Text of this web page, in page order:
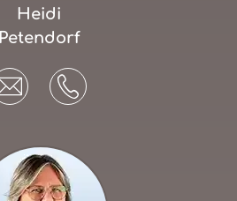
Heidi
Petendorf